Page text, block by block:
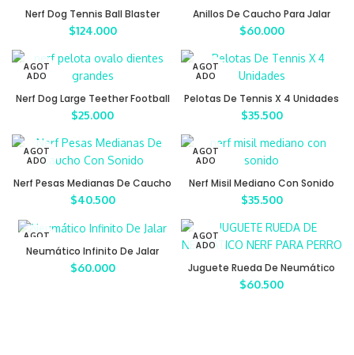
Nerf Dog Tennis Ball Blaster
$124.000
Anillos De Caucho Para Jalar
$60.000
AGOT
ADO
Nerf Dog Large Teether Football
$25.000
AGOT
ADO
Pelotas De Tennis X 4 Unidades
$35.500
AGOT
ADO
Nerf Pesas Medianas De Caucho
Con Sonido
$40.500
AGOT
ADO
Nerf Misil Mediano Con Sonido
$35.500
AGOT
Neumático Infinito De Jalar
$60.000
AGOT
ADO
Juguete Rueda De Neumático
Nerf Para Perro
$60.500